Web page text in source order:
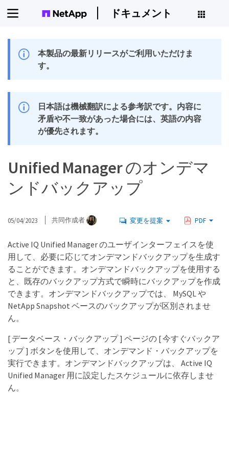
ドキュメント
本製品の最新リリースがご利用いただけま
す。
日本語は機械翻訳による参考訳です。内容に
矛盾や不一致があった場合には、英語の内容
が優先されます。
Unified Manager のオンデマ
ンドバックアップ
05/04/2023 共同作成者 変更を提案 PDF
Active IQ Unified Manager のユーザインターフェイスを使
用して、必要に応じてオンデマンドバックアップを生成す
ることができます。オンデマンドバックアップを使用する
と、既存のバックアップ方式で瞬時にバックアップを作成
できます。オンデマンドバックアップでは、 MySQL や
NetApp Snapshot ベースのバックアップが区別されませ
ん。
[ データベース・バックアップ ] ページの [ 今すぐバックア
ップ ] ボタンを使用して、オンデマンド・バックアップを
実行できます。オンデマンドバックアップは、 Active IQ
Unified Manager 用に設定したスケジュールに依存しませ
ん。